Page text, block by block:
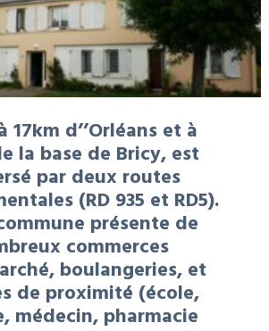
17km d’’Orléans et à
la base de Bricy, est
par deux routes
(RD 935 et RD5).
présente de
commerces
boulangeries, et
de proximité (école,
médecin, pharmacie